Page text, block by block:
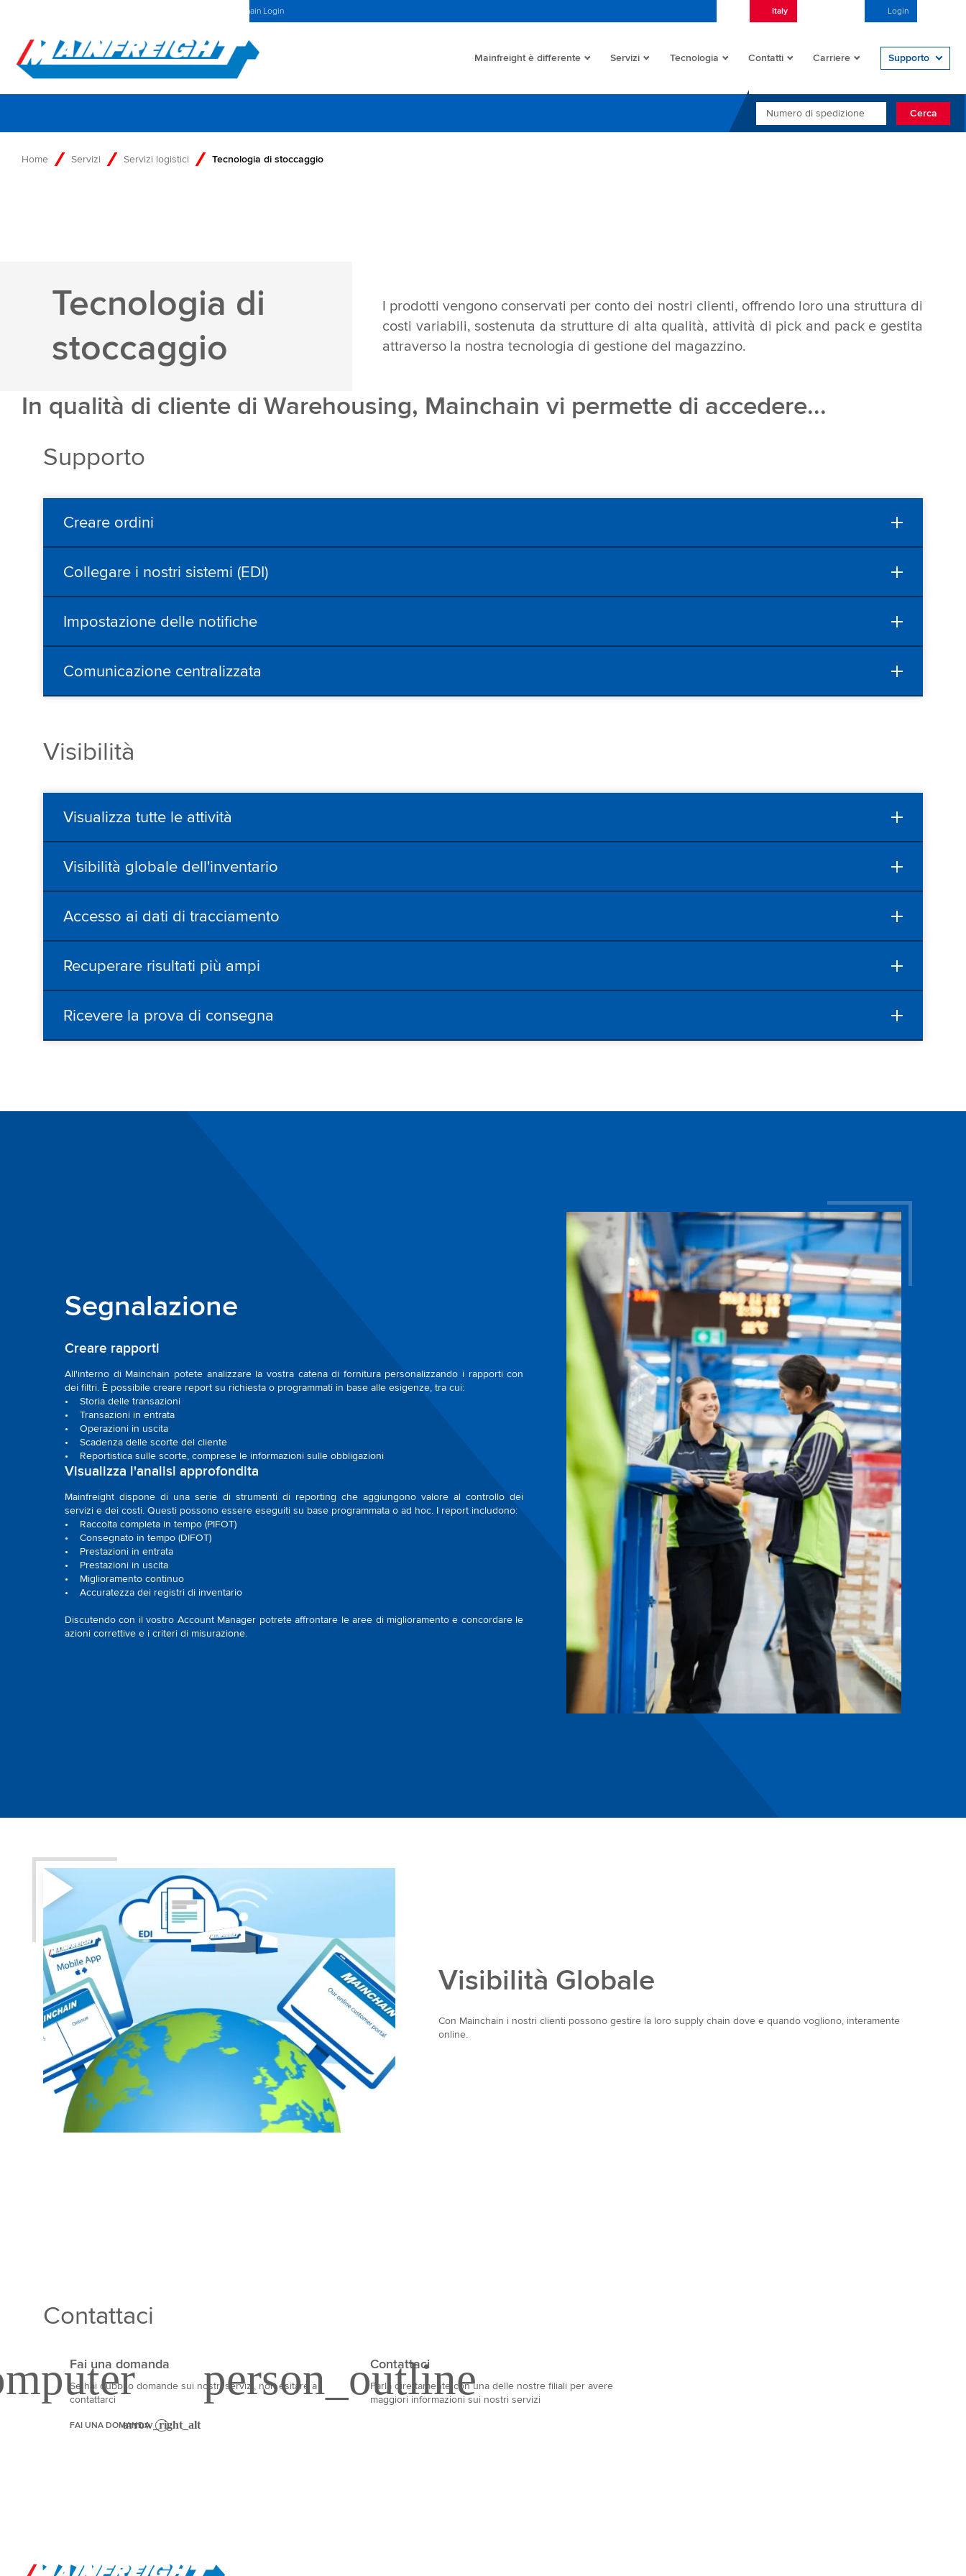
Mainchain Login Italy Login
Go to Home
Mainfreight è differente Servizi Tecnologia Contatti Carriere Supporto
NUMERO DI SPEDIZIONE
Cerca
Home Servizi Servizi logistici Tecnologia di stoccaggio
Tecnologia di
stoccaggio
I prodotti vengono conservati per conto dei nostri clienti, offrendo loro una struttura di
costi variabili, sostenuta da strutture di alta qualità, attività di pick and pack e gestita
attraverso la nostra tecnologia di gestione del magazzino.
In qualità di cliente di Warehousing, Mainchain vi permette di accedere...
Supporto
Creare ordini
Collegare i nostri sistemi (EDI)
Impostazione delle notifiche
Comunicazione centralizzata
Visibilità
Visualizza tutte le attività
Visibilità globale dell'inventario
Accesso ai dati di tracciamento
Recuperare risultati più ampi
Ricevere la prova di consegna
Segnalazione
Creare rapporti
All'interno di Mainchain potete analizzare la vostra catena di fornitura personalizzando i rapporti con
dei filtri. È possibile creare report su richiesta o programmati in base alle esigenze, tra cui:
• Storia delle transazioni
• Transazioni in entrata
• Operazioni in uscita
• Scadenza delle scorte del cliente
• Reportistica sulle scorte, comprese le informazioni sulle obbligazioni
Visualizza l'analisi approfondita
Mainfreight dispone di una serie di strumenti di reporting che aggiungono valore al controllo dei
servizi e dei costi. Questi possono essere eseguiti su base programmata o ad hoc. I report includono:
• Raccolta completa in tempo (PIFOT)
• Consegnato in tempo (DIFOT)
• Prestazioni in entrata
• Prestazioni in uscita
• Miglioramento continuo
• Accuratezza dei registri di inventario
Discutendo con il vostro Account Manager potrete affrontare le aree di miglioramento e concordare le
azioni correttive e i criteri di misurazione.
Visibilità Globale
Con Mainchain i nostri clienti possono gestire la loro supply chain dove e quando vogliono, interamente
online.
Contattaci
Fai una domanda
Se hai dubbi o domande sui nostri servizi, non esitare a
contattarci
FAI UNA DOMANDA
Contattaci
Parla direttamente con una delle nostre filiali per avere
maggiori informazioni sui nostri servizi
Go to Home